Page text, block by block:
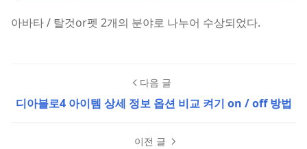
아바타 / 탈것or펫 2개의 분야로 나누어 수상되었다.
다음 글
디아블로4 아이템 상세 정보 옵션 비교 켜기 on / off 방법
이전 글